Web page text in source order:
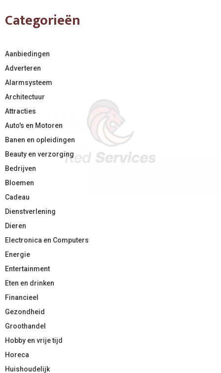
Categorieën
Aanbiedingen
Adverteren
Alarmsysteem
Architectuur
Attracties
Auto's en Motoren
Banen en opleidingen
Beauty en verzorging
Bedrijven
Bloemen
Cadeau
Dienstverlening
Dieren
Electronica en Computers
Energie
Entertainment
Eten en drinken
Financieel
Gezondheid
Groothandel
Hobby en vrije tijd
Horeca
Huishoudelijk